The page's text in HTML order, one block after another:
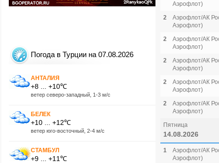
Погода в Турции на 07.08.2026
АНТАЛИЯ
+8 ... +10℃
ветер северо-западный, 1-3 м/с
БЕЛЕК
+10 ... +12℃
ветер юго-восточный, 2-4 м/с
СТАМБУЛ
+9 ... +11℃
Аэрофлот)
2
Аэрофлот/АК
Аэрофлот)
2
Аэрофлот/АК
Аэрофлот)
2
Аэрофлот/АК
Аэрофлот)
2
Аэрофлот/АК
Аэрофлот)
2
Аэрофлот/АК
Аэрофлот)
Пятница
14.08.2026
1
Аэрофлот/АК
Аэрофлот)